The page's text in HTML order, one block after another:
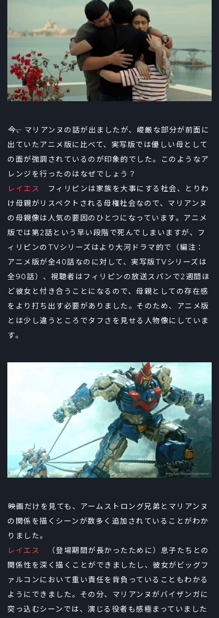
――今、マリアンヌの話が出ましたが、峻厳な部分が前面に
出ていたアニメ版に比べて、実写版では優しい母として
の面が強調されているのが印象的でした。このようなア
レンジを行ったのはなぜでしょう？
レイエス フィリピンは家族を大事にする社会、とりわ
け母親がリスペクトされる母権社会なので、マリアンヌ
の母親像は人気の要因のひとつになっています。アニメ
版では第2話という早い段階で死んでしまいますが、フ
ィリピンのTVシリーズはより大河ドラマ的で（編注：
アニメ版が全40話なのに対して、実写版TVシリーズは
全90話）、視聴者はフィリピンの放送スパンで2週間ほ
ど彼女と付き合うことになるので、母親としての存在感
をより打ち出す必要がありました。そのため、アニメ版
とは少し違うところでタフさを見せる人物像にしていま
す。
――映画だけを見ても、アームストロング兄弟とマリアンヌ
の関係を描くシーンが数多く追加されていることがわか
りました。
レイエス （登場期間が長かったために）息子たちとの
関係性を深く描くことができましたし、彼女がビッグフ
ァルコンにおいて重い責任を背負っていることもわかる
ようにできました。その分、マリアンヌがバイザンガに
突っ込むシーンでは、演じる役者も感極まっていました